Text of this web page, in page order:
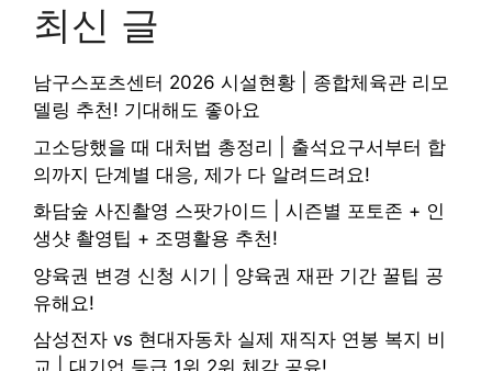
최신 글
남구스포츠센터 2026 시설현황 | 종합체육관 리모
델링 추천! 기대해도 좋아요
고소당했을 때 대처법 총정리 | 출석요구서부터 합
의까지 단계별 대응, 제가 다 알려드려요!
화담숲 사진촬영 스팟가이드 | 시즌별 포토존 + 인
생샷 촬영팁 + 조명활용 추천!
양육권 변경 신청 시기 | 양육권 재판 기간 꿀팁 공
유해요!
삼성전자 vs 현대자동차 실제 재직자 연봉 복지 비